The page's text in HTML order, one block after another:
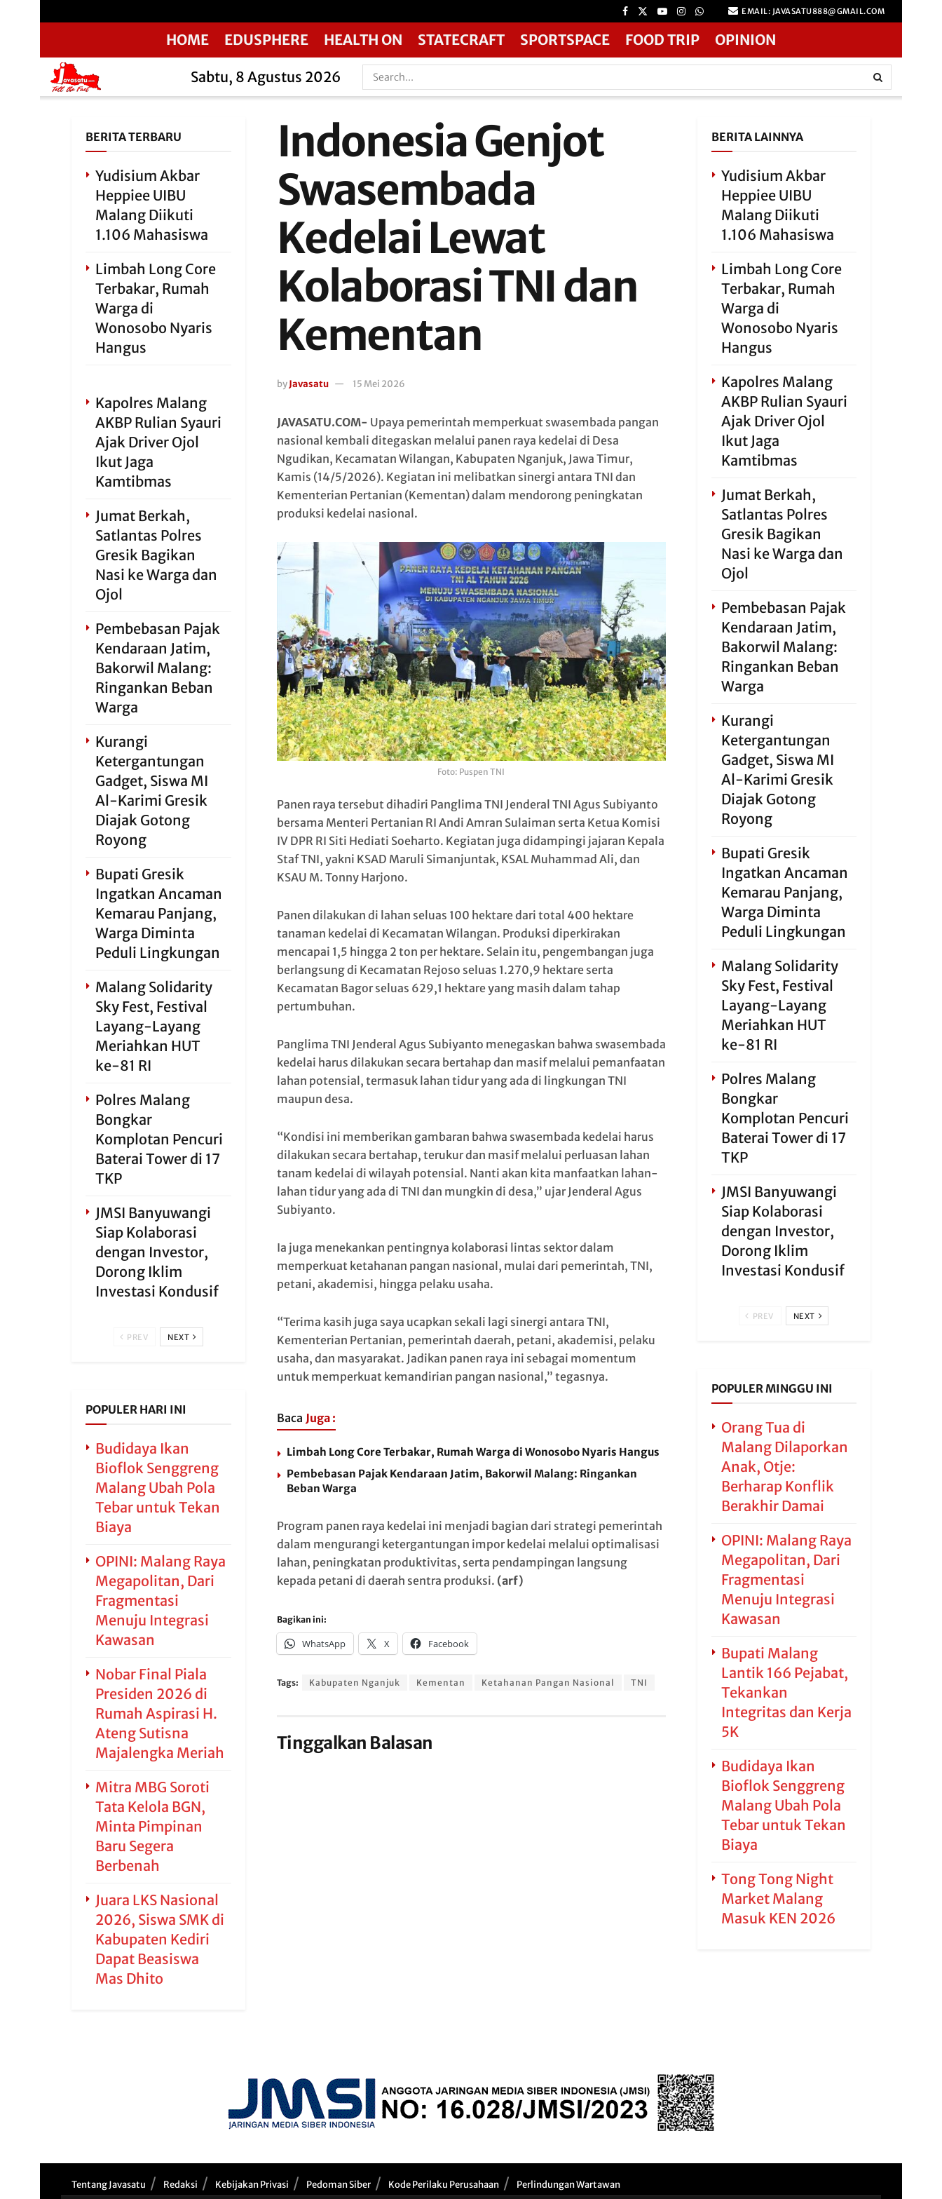
EMAIL: JAVASATU888@GMAIL.COM
HOME EDUSPHERE HEALTH ON STATECRAFT SPORTSPACE FOOD TRIP OPINION
Sabtu, 8 Agustus 2026
Indonesia Genjot
Swasembada
Kedelai Lewat
Kolaborasi TNI dan
Kementan
by Javasatu 15 Mei 2026
JAVASATU.COM- Upaya pemerintah memperkuat swasembada pangan
nasional kembali ditegaskan melalui panen raya kedelai di Desa
Ngudikan, Kecamatan Wilangan, Kabupaten Nganjuk, Jawa Timur,
Kamis (14/5/2026). Kegiatan ini melibatkan sinergi antara TNI dan
Kementerian Pertanian (Kementan) dalam mendorong peningkatan
produksi kedelai nasional.
Foto: Puspen TNI
Panen raya tersebut dihadiri Panglima TNI Jenderal TNI Agus Subiyanto
bersama Menteri Pertanian RI Andi Amran Sulaiman serta Ketua Komisi
IV DPR RI Siti Hediati Soeharto. Kegiatan juga didampingi jajaran Kepala
Staf TNI, yakni KSAD Maruli Simanjuntak, KSAL Muhammad Ali, dan
KSAU M. Tonny Harjono.
Panen dilakukan di lahan seluas 100 hektare dari total 400 hektare
tanaman kedelai di Kecamatan Wilangan. Produksi diperkirakan
mencapai 1,5 hingga 2 ton per hektare. Selain itu, pengembangan juga
berlangsung di Kecamatan Rejoso seluas 1.270,9 hektare serta
Kecamatan Bagor seluas 629,1 hektare yang masih dalam tahap
pertumbuhan.
Panglima TNI Jenderal Agus Subiyanto menegaskan bahwa swasembada
kedelai harus dilakukan secara bertahap dan masif melalui pemanfaatan
lahan potensial, termasuk lahan tidur yang ada di lingkungan TNI
maupun desa.
“Kondisi ini memberikan gambaran bahwa swasembada kedelai harus
dilakukan secara bertahap, terukur dan masif melalui perluasan lahan
tanam kedelai di wilayah potensial. Nanti akan kita manfaatkan lahan-
lahan tidur yang ada di TNI dan mungkin di desa,” ujar Jenderal Agus
Subiyanto.
Ia juga menekankan pentingnya kolaborasi lintas sektor dalam
memperkuat ketahanan pangan nasional, mulai dari pemerintah, TNI,
petani, akademisi, hingga pelaku usaha.
“Terima kasih juga saya ucapkan sekali lagi sinergi antara TNI,
Kementerian Pertanian, pemerintah daerah, petani, akademisi, pelaku
usaha, dan masyarakat. Jadikan panen raya ini sebagai momentum
untuk memperkuat kemandirian pangan nasional,” tegasnya.
Baca Juga :
Limbah Long Core Terbakar, Rumah Warga di Wonosobo Nyaris Hangus
Pembebasan Pajak Kendaraan Jatim, Bakorwil Malang: Ringankan
Beban Warga
Program panen raya kedelai ini menjadi bagian dari strategi pemerintah
dalam mengurangi ketergantungan impor kedelai melalui optimalisasi
lahan, peningkatan produktivitas, serta pendampingan langsung
kepada petani di daerah sentra produksi. (arf)
Bagikan ini:
WhatsApp X Facebook
Tags: Kabupaten Nganjuk Kementan Ketahanan Pangan Nasional TNI
Tinggalkan Balasan
BERITA TERBARU
Yudisium Akbar
Heppiee UIBU
Malang Diikuti
1.106 Mahasiswa
Limbah Long Core
Terbakar, Rumah
Warga di
Wonosobo Nyaris
Hangus
Kapolres Malang
AKBP Rulian Syauri
Ajak Driver Ojol
Ikut Jaga
Kamtibmas
Jumat Berkah,
Satlantas Polres
Gresik Bagikan
Nasi ke Warga dan
Ojol
Pembebasan Pajak
Kendaraan Jatim,
Bakorwil Malang:
Ringankan Beban
Warga
Kurangi
Ketergantungan
Gadget, Siswa MI
Al-Karimi Gresik
Diajak Gotong
Royong
Bupati Gresik
Ingatkan Ancaman
Kemarau Panjang,
Warga Diminta
Peduli Lingkungan
Malang Solidarity
Sky Fest, Festival
Layang-Layang
Meriahkan HUT
ke-81 RI
Polres Malang
Bongkar
Komplotan Pencuri
Baterai Tower di 17
TKP
JMSI Banyuwangi
Siap Kolaborasi
dengan Investor,
Dorong Iklim
Investasi Kondusif
PREV NEXT
POPULER HARI INI
Budidaya Ikan
Bioflok Senggreng
Malang Ubah Pola
Tebar untuk Tekan
Biaya
OPINI: Malang Raya
Megapolitan, Dari
Fragmentasi
Menuju Integrasi
Kawasan
Nobar Final Piala
Presiden 2026 di
Rumah Aspirasi H.
Ateng Sutisna
Majalengka Meriah
Mitra MBG Soroti
Tata Kelola BGN,
Minta Pimpinan
Baru Segera
Berbenah
Juara LKS Nasional
2026, Siswa SMK di
Kabupaten Kediri
Dapat Beasiswa
Mas Dhito
BERITA LAINNYA
Yudisium Akbar
Heppiee UIBU
Malang Diikuti
1.106 Mahasiswa
Limbah Long Core
Terbakar, Rumah
Warga di
Wonosobo Nyaris
Hangus
Kapolres Malang
AKBP Rulian Syauri
Ajak Driver Ojol
Ikut Jaga
Kamtibmas
Jumat Berkah,
Satlantas Polres
Gresik Bagikan
Nasi ke Warga dan
Ojol
Pembebasan Pajak
Kendaraan Jatim,
Bakorwil Malang:
Ringankan Beban
Warga
Kurangi
Ketergantungan
Gadget, Siswa MI
Al-Karimi Gresik
Diajak Gotong
Royong
Bupati Gresik
Ingatkan Ancaman
Kemarau Panjang,
Warga Diminta
Peduli Lingkungan
Malang Solidarity
Sky Fest, Festival
Layang-Layang
Meriahkan HUT
ke-81 RI
Polres Malang
Bongkar
Komplotan Pencuri
Baterai Tower di 17
TKP
JMSI Banyuwangi
Siap Kolaborasi
dengan Investor,
Dorong Iklim
Investasi Kondusif
PREV NEXT
POPULER MINGGU INI
Orang Tua di
Malang Dilaporkan
Anak, Otje:
Berharap Konflik
Berakhir Damai
OPINI: Malang Raya
Megapolitan, Dari
Fragmentasi
Menuju Integrasi
Kawasan
Bupati Malang
Lantik 166 Pejabat,
Tekankan
Integritas dan Kerja
5K
Budidaya Ikan
Bioflok Senggreng
Malang Ubah Pola
Tebar untuk Tekan
Biaya
Tong Tong Night
Market Malang
Masuk KEN 2026
Tentang Javasatu Redaksi Kebijakan Privasi Pedoman Siber Kode Perilaku Perusahaan Perlindungan Wartawan